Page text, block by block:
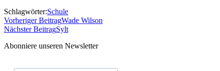
Schlagwörter:Schule
Vorheriger BeitragWade Wilson
Nächster BeitragSylt
Abonniere unseren Newsletter